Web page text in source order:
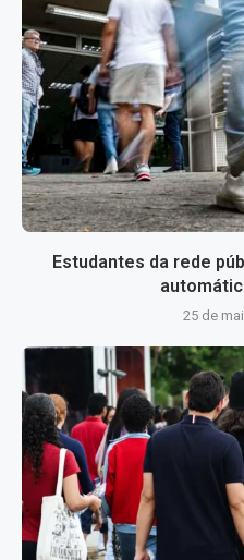
Estudantes da rede
25 de